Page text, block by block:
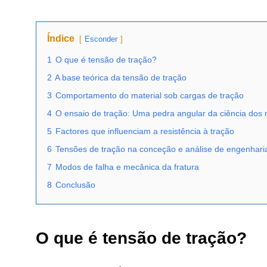
Índice Esconder
1 O que é tensão de tração?
2 A base teórica da tensão de tração
3 Comportamento do material sob cargas de tração
4 O ensaio de tração: Uma pedra angular da ciência dos
5 Factores que influenciam a resistência à tração
6 Tensões de tração na conceção e análise de
7 Modos de falha e mecânica da fratura
8 Conclusão
O que é tensão de tração?